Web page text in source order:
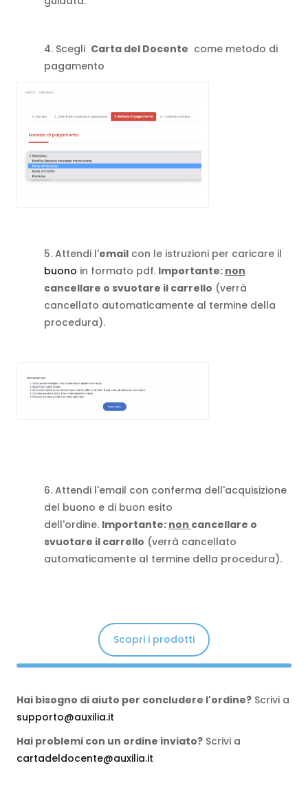
4. Scegli Carta del Docente come metodo di
pagamento
5. Attendi l'email con le istruzioni per caricare il
buono in formato pdf. Importante: non
cancellare o svuotare il carrello (verrà
cancellato automaticamente al termine della
procedura).
6. Attendi l'email con conferma dell'acquisizione
del buono e di buon esito
dell'ordine. Importante: non cancellare o
svuotare il carrello (verrà cancellato
automaticamente al termine della procedura).
Scopri i prodotti
Hai bisogno di aiuto per concludere l'ordine? Scrivi a
supporto@auxilia.it
Hai problemi con un ordine inviato? Scrivi a
cartadeldocente@auxilia.it